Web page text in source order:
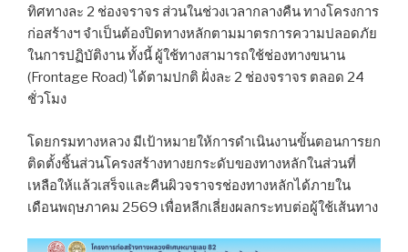
ทิศทางละ 2 ช่องจราจร ส่วนในช่วงเวลากลางคืน ทางโครงการ
ก่อสร้างฯ จำเป็นต้องปิดทางหลักตามมาตรการความปลอดภัย
ในการปฏิบัติงาน ทั้งนี้ ผู้ใช้ทางสามารถใช้ช่องทางขนาน
(Frontage Road) ได้ตามปกติ ฝั่งละ 2 ช่องจราจร ตลอด 24
ชั่วโมง
โดยกรมทางหลวง มีเป้าหมายให้การดำเนินงานขั้นตอนการยก
ติดตั้งชิ้นส่วนโครงสร้างทางยกระดับของทางหลักในส่วนที่
เหลือให้แล้วเสร็จและคืนผิวจราจรช่องทางหลักได้ภายใน
เดือนพฤษภาคม 2569 เพื่อหลีกเลี่ยงผลกระทบต่อผู้ใช้เส้นทาง